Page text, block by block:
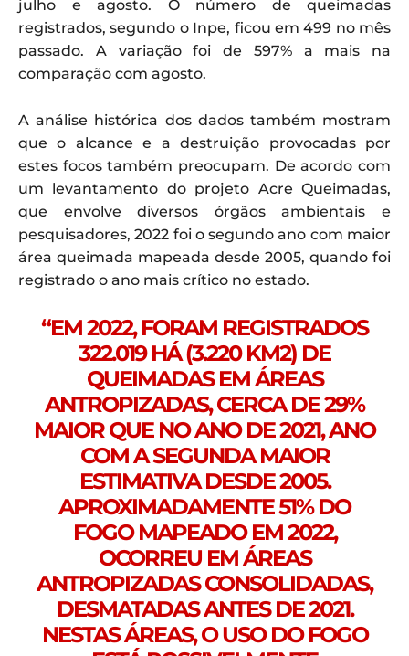
julho e agosto. O número de queimadas
registrados, segundo o Inpe, ficou em 499 no mês
passado. A variação foi de 597% a mais na
comparação com agosto.
A análise histórica dos dados também mostram
que o alcance e a destruição provocadas por
estes focos também preocupam. De acordo com
um levantamento do projeto Acre Queimadas,
que envolve diversos órgãos ambientais e
pesquisadores, 2022 foi o segundo ano com maior
área queimada mapeada desde 2005, quando foi
registrado o ano mais crítico no estado.
“EM 2022, FORAM REGISTRADOS
322.019 HÁ (3.220 KM2) DE
QUEIMADAS EM ÁREAS
ANTROPIZADAS, CERCA DE 29%
MAIOR QUE NO ANO DE 2021, ANO
COM A SEGUNDA MAIOR
ESTIMATIVA DESDE 2005.
APROXIMADAMENTE 51% DO
FOGO MAPEADO EM 2022,
OCORREU EM ÁREAS
ANTROPIZADAS CONSOLIDADAS,
DESMATADAS ANTES DE 2021.
NESTAS ÁREAS, O USO DO FOGO